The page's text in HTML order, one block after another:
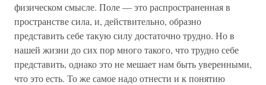
физическом смысле. Поле — это распространенная в
пространстве сила, и, действительно, образно
представить себе такую силу достаточно трудно. Но в
нашей жизни до сих пор много такого, что трудно себе
представить, однако это не мешает нам быть уверенными,
что это есть. То же самое надо отнести и к понятию